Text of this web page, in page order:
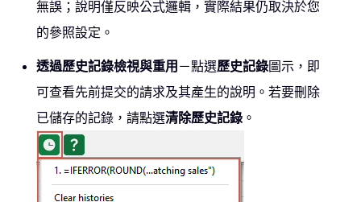
無誤；說明僅反映公式邏輯，實際結果仍取決於您
的參照設定。
透過歷史記錄檢視與重用－點選歷史記錄圖示，即
可查看先前提交的請求及其產生的說明。若要刪除
已儲存的記錄，請點選清除歷史記錄 。